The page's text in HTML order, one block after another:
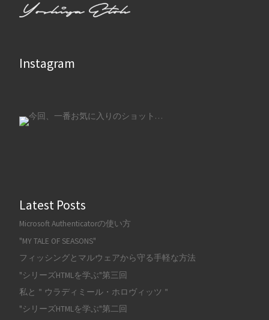
Instagram
Latest Posts
Microsoft Authenticatorの使い方
"MY TALE OF SEASONS"
フィッシングとマルウェアから守る手軽な方法
"シリーズHTMLを学ぶ"第三回
私と＂ウラディミール・ホロヴィッツ＂
"シリーズHTMLを学ぶ"第二回